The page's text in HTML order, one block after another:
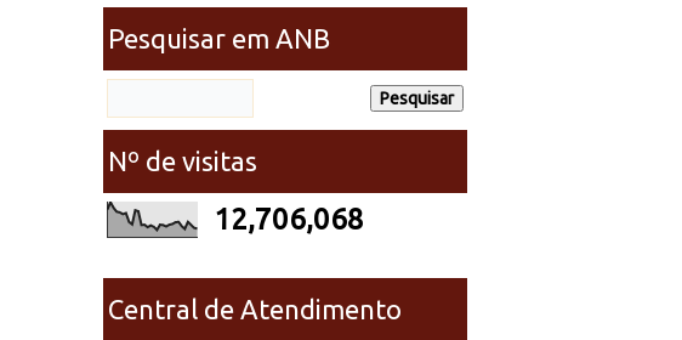
Pesquisar em ANB
Nº de visitas
12,706,068
Central de Atendimento